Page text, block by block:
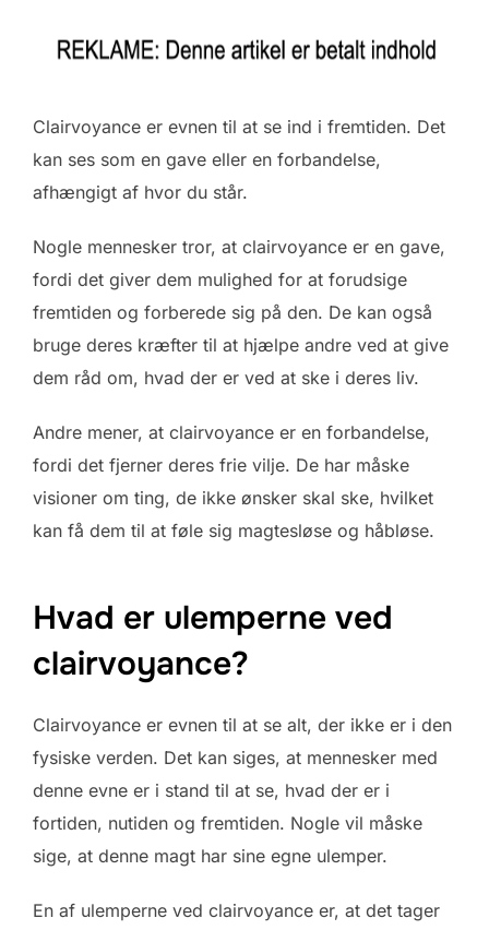
Clairvoyance er evnen til at se ind i fremtiden. Det
kan ses som en gave eller en forbandelse,
afhængigt af hvor du står.
Nogle mennesker tror, at clairvoyance er en gave,
fordi det giver dem mulighed for at forudsige
fremtiden og forberede sig på den. De kan også
bruge deres kræfter til at hjælpe andre ved at give
dem råd om, hvad der er ved at ske i deres liv.
Andre mener, at clairvoyance er en forbandelse,
fordi det fjerner deres frie vilje. De har måske
visioner om ting, de ikke ønsker skal ske, hvilket
kan få dem til at føle sig magtesløse og håbløse.
Hvad er ulemperne ved
clairvoyance?
Clairvoyance er evnen til at se alt, der ikke er i den
fysiske verden. Det kan siges, at mennesker med
denne evne er i stand til at se, hvad der er i
fortiden, nutiden og fremtiden. Nogle vil måske
sige, at denne magt har sine egne ulemper.
En af ulemperne ved clairvoyance er, at det tager